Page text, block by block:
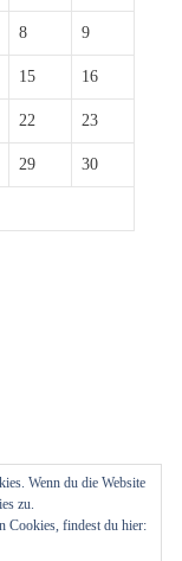
8 9
15 16
22 23
29 30
Wenn du die Website
zu.
Cookies, findest du hier: